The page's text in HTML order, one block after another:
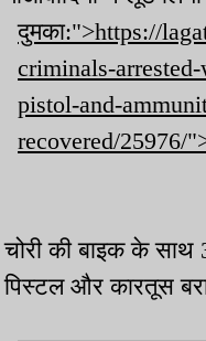
दुमका:">https://
criminals-
pistol-and-
recovered/25976/
चोरी की बाइक के साथ
पिस्टल और कारतूस